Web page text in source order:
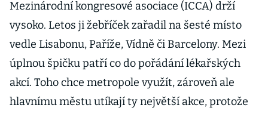
Mezinárodní kongresové asociace (ICCA) drží
vysoko. Letos ji žebříček zařadil na šesté místo
vedle Lisabonu, Paříže, Vídně či Barcelony. Mezi
úplnou špičku patří co do pořádání lékařských
akcí. Toho chce metropole využít, zároveň ale
hlavnímu městu utíkají ty největší akce, protože